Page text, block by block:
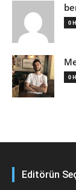
0
0
Editörün